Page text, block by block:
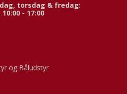
torsdag & fredag:
10:00 - 17:00
og Båludstyr